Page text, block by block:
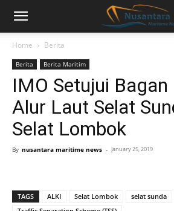
Home Berita
Berita Berita Maritim
IMO Setujui
Alur Laut Selat
Selat Lombok
By nusantara maritime news - January 25, 2019
TAGS ALKI Selat Lombok
selat sunda